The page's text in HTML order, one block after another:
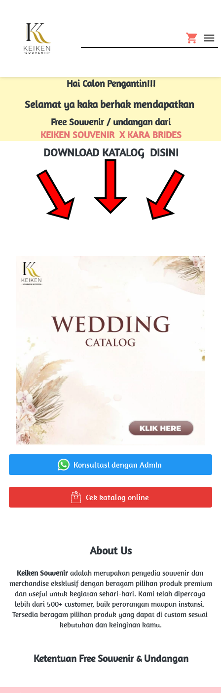
Hai Calon Pengantin!!!
Selamat ya kaka berhak mendapatkan
Free Souvenir / undangan dari
KEIKEN SOUVENIR  X KARA BRIDES
DOWNLOAD KATALOG  DISINI
` Konsultasi dengan Admin
` Cek katalog online
About Us
Keiken Souvenir adalah merupakan penyedia souvenir dan
merchandise eksklusif dengan beragam pilihan produk premium
dan useful untuk kegiatan sehari-hari. Kami telah dipercaya
lebih dari 500+ customer, baik perorangan maupun instansi.
Tersedia beragam pilihan produk yang dapat di custom sesuai
kebutuhan dan keinginan kamu.
Ketentuan Free Souvenir & Undangan